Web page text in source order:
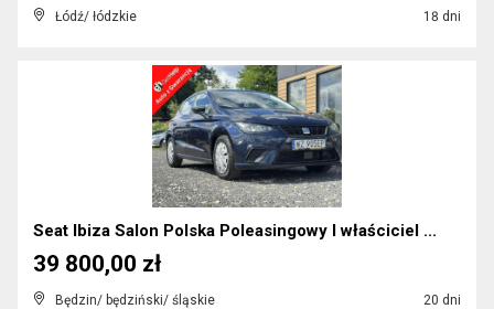
Łódź/ łódzkie 18 dni
Seat Ibiza Salon Polska Poleasingowy I właściciel ...
Będzin/ będziński/ śląskie 20 dni
39 800,00 zł